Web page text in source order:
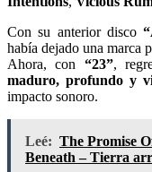
Con su anterior disco
había dejado una marca
Ahora, con “23”,
maduro, profundo y
impacto sonoro.
Leé: The Promise
Beneath – Tierra